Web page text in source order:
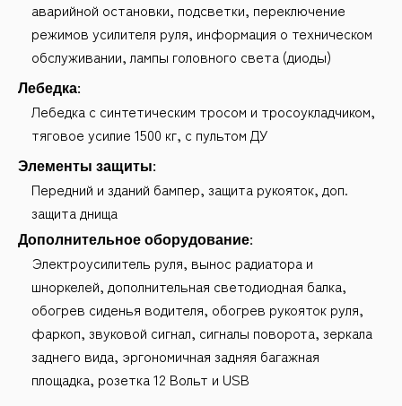
аварийной остановки, подсветки, переключение
режимов усилителя руля, информация о техническом
обслуживании, лампы головного света (диоды)
Лебедка:
Лебедка с синтетическим тросом и тросоукладчиком,
тяговое усилие 1500 кг, с пультом ДУ
Элементы защиты:
Передний и зданий бампер, защита рукояток, доп.
защита днища
Дополнительное оборудование:
Электроусилитель руля, вынос радиатора и
шноркелей, дополнительная светодиодная балка,
обогрев сиденья водителя, обогрев рукояток руля,
фаркоп, звуковой сигнал, сигналы поворота, зеркала
заднего вида, эргономичная задняя багажная
площадка, розетка 12 Вольт и USB